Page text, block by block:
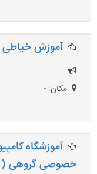
آموزش خیاطی
مکان: -
آموزشگاه
خصوصی گروهی (